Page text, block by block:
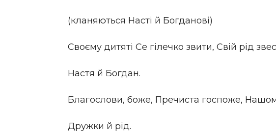
(кланяються Насті й Богданові)
Своєму дитяті Се гілечко звити, Свій рід
Настя й Богдан.
Благослови, боже, Пречиста госпоже,
Дружки й рід.